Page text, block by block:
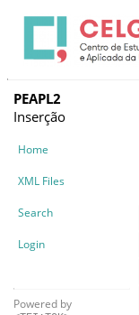
PEAPL2
Inserção
Home
XML Files
Search
Login
Powered by